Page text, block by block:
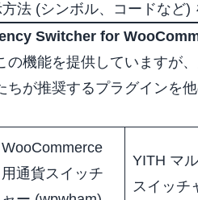
法 (シンボル、コードなど)
Switcher for
の機能を提供していますが
ちが推奨するプラグインを
WooCommerce
用通貨スイッチ
YITH マ
スイッチ